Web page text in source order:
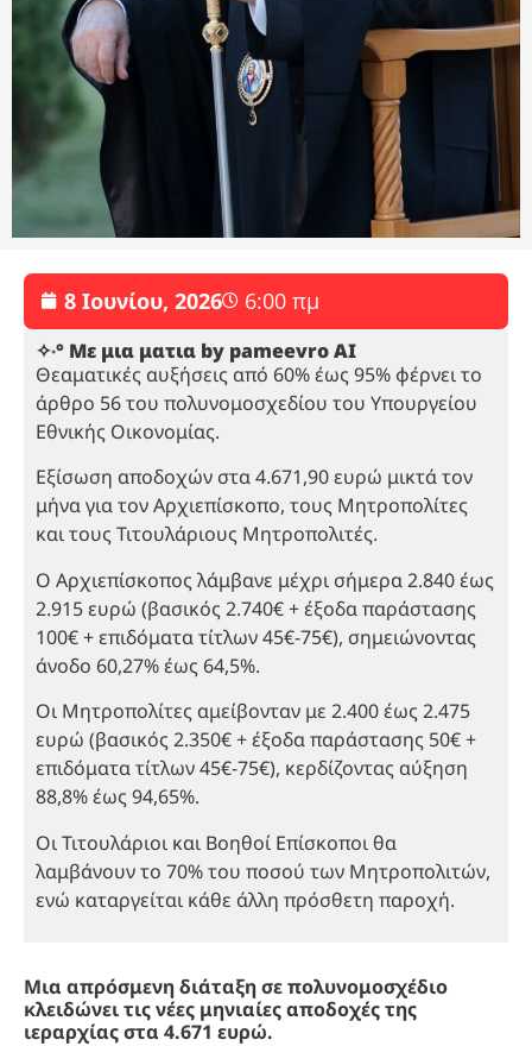
8 Ιουνίου, 2026 6:00 πμ
✧˖° Με μια ματια by pameevro AI
Θεαματικές αυξήσεις από 60% έως 95% φέρνει το
άρθρο 56 του πολυνομοσχεδίου του Υπουργείου
Εθνικής Οικονομίας.
Εξίσωση αποδοχών στα 4.671,90 ευρώ μικτά τον
μήνα για τον Αρχιεπίσκοπο, τους Μητροπολίτες
και τους Τιτουλάριους Μητροπολιτές.
Ο Αρχιεπίσκοπος λάμβανε μέχρι σήμερα 2.840 έως
2.915 ευρώ (βασικός 2.740€ + έξοδα παράστασης
100€ + επιδόματα τίτλων 45€-75€), σημειώνοντας
άνοδο 60,27% έως 64,5%.
Οι Μητροπολίτες αμείβονταν με 2.400 έως 2.475
ευρώ (βασικός 2.350€ + έξοδα παράστασης 50€ +
επιδόματα τίτλων 45€-75€), κερδίζοντας αύξηση
88,8% έως 94,65%.
Οι Τιτουλάριοι και Βοηθοί Επίσκοποι θα
λαμβάνουν το 70% του ποσού των Μητροπολιτών,
ενώ καταργείται κάθε άλλη πρόσθετη παροχή.
Μια απρόσμενη διάταξη σε πολυνομοσχέδιο
κλειδώνει τις νέες μηνιαίες αποδοχές της
ιεραρχίας στα 4.671 ευρώ.